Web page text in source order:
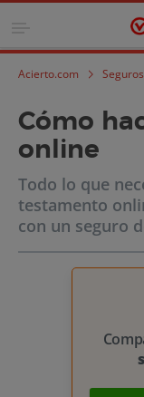
Acierto.com
Cómo
online
Todo lo que
testamento
con un seguro